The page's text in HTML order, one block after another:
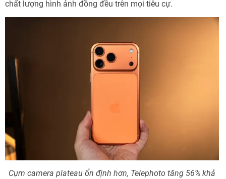
chất lượng hình ảnh đồng đều trên mọi tiêu cự.
Cụm camera plateau ổn định hơn, Telephoto tăng 56% khả